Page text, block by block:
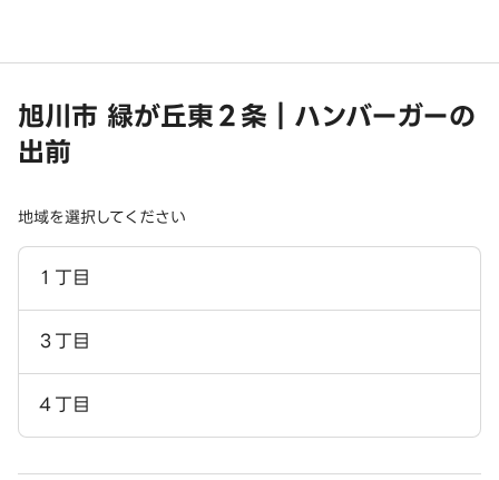
旭川市 緑が丘東２条｜ハンバーガーの
出前
地域を選択してください
１丁目
３丁目
４丁目